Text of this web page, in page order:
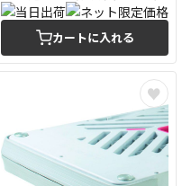
カートに入れる